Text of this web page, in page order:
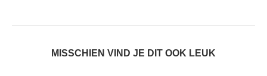
MISSCHIEN VIND JE DIT OOK LEUK